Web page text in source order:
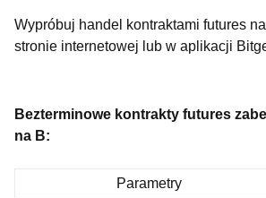
Wypróbuj handel kontraktami futures
stronie internetowej lub w aplikacji
Bezterminowe kontrakty futures
na B:
Parametry